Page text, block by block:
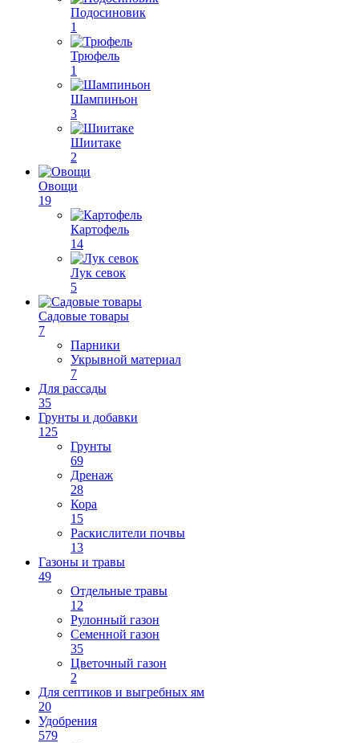
Подосиновик
1
Трюфель
1
Шампиньон
3
Шиитаке
2
Овощи
19
Картофель
14
Лук севок
5
Садовые товары
7
Парники
Укрывной материал
7
Для рассады
35
Грунты и добавки
125
Грунты
69
Дренаж
28
Кора
15
Раскислители почвы
13
Газоны и травы
49
Отдельные травы
12
Рулонный газон
Семенной газон
35
Цветочный газон
2
Для септиков и выгребных ям
20
Удобрения
579